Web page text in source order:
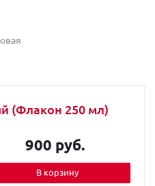
(Флакон 250 мл)
900 руб.
В корзину